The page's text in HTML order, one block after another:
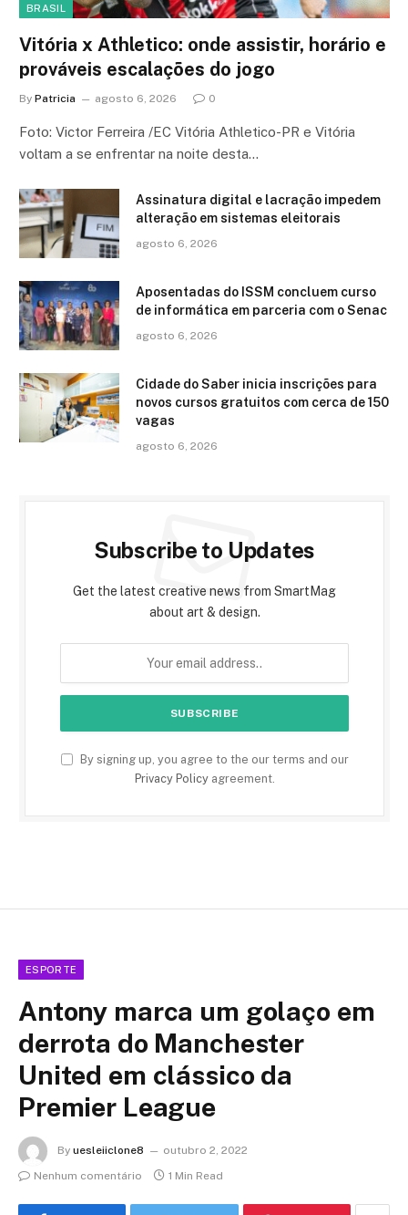
BRASIL
Vitória x Athletico: onde assistir, horário e
prováveis escalações do jogo
By Patricia agosto 6, 2026 0
Foto: Victor Ferreira /EC Vitória Athletico-PR e Vitória
voltam a se enfrentar na noite desta…
Assinatura digital e lacração impedem
alteração em sistemas eleitorais
agosto 6, 2026
Aposentadas do ISSM concluem curso
de informática em parceria com o Senac
agosto 6, 2026
Cidade do Saber inicia inscrições para
novos cursos gratuitos com cerca de 150
vagas
agosto 6, 2026
Subscribe to Updates
Get the latest creative news from SmartMag
about art & design.
By signing up, you agree to the our terms and our
Privacy Policyagreement.
ESPORTE
Antony marca um golaço em
derrota do Manchester
United em clássico da
Premier League
By uesleiiclone8
outubro 2, 2022
Nenhum comentário
1 Min Read